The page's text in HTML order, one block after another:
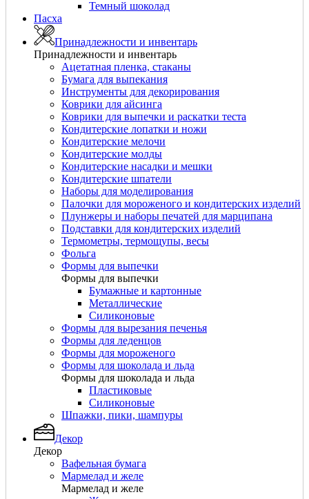
Темный шоколад
Пасха
Принадлежности и инвентарь
Принадлежности и инвентарь
Ацетатная пленка, стаканы
Бумага для выпекания
Инструменты для декорирования
Коврики для айсинга
Коврики для выпечки и раскатки теста
Кондитерские лопатки и ножи
Кондитерские мелочи
Кондитерские молды
Кондитерские насадки и мешки
Кондитерские шпатели
Наборы для моделирования
Палочки для мороженого и кондитерских изделий
Плунжеры и наборы печатей для марципана
Подставки для кондитерских изделий
Термометры, термощупы, весы
Фольга
Формы для выпечки
Формы для выпечки
Бумажные и картонные
Металлические
Силиконовые
Формы для вырезания печенья
Формы для леденцов
Формы для мороженого
Формы для шоколада и льда
Формы для шоколада и льда
Пластиковые
Силиконовые
Шпажки, пики, шампуры
Декор
Декор
Вафельная бумага
Мармелад и желе
Мармелад и желе